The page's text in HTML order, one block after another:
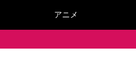
アニメ